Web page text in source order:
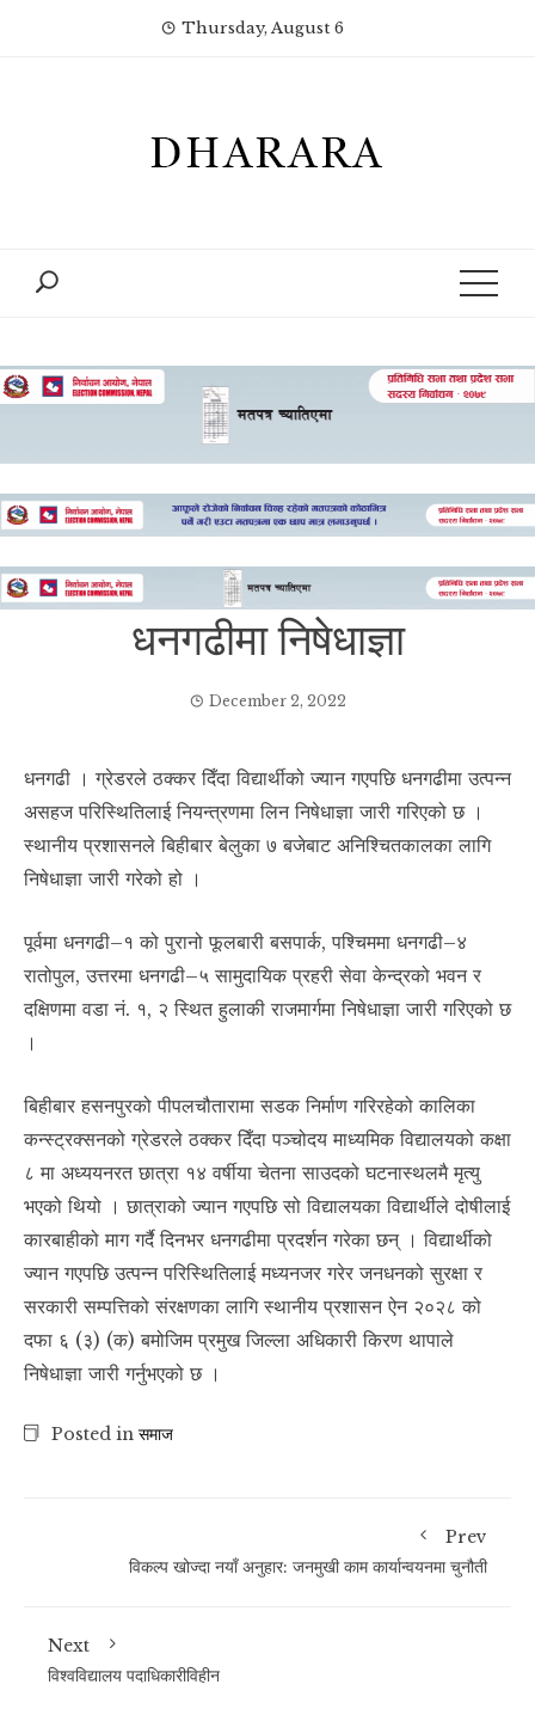
Thursday, August 6
धनगढीमा निषेधाज्ञा
December 2, 2022
धनगढी । ग्रेडरले ठक्कर दिँदा विद्यार्थीको ज्यान गएपछि धनगढीमा उत्पन्न
असहज परिस्थितिलाई नियन्त्रणमा लिन निषेधाज्ञा जारी गरिएको छ ।
स्थानीय प्रशासनले बिहीबार बेलुका ७ बजेबाट अनिश्चितकालका लागि
निषेधाज्ञा जारी गरेको हो ।
पूर्वमा धनगढी–१ को पुरानो फूलबारी बसपार्क, पश्चिममा धनगढी–४
रातोपुल, उत्तरमा धनगढी–५ सामुदायिक प्रहरी सेवा केन्द्रको भवन र
दक्षिणमा वडा नं. १, २ स्थित हुलाकी राजमार्गमा निषेधाज्ञा जारी गरिएको छ
।
बिहीबार हसनपुरको पीपलचौतारामा सडक निर्माण गरिरहेको कालिका
कन्स्ट्रक्सनको ग्रेडरले ठक्कर दिँदा पञ्चोदय माध्यमिक विद्यालयको कक्षा
८ मा अध्ययनरत छात्रा १४ वर्षीया चेतना साउदको घटनास्थलमै मृत्यु
भएको थियो । छात्राको ज्यान गएपछि सो विद्यालयका विद्यार्थीले दोषीलाई
कारबाहीको माग गर्दै दिनभर धनगढीमा प्रदर्शन गरेका छन् । विद्यार्थीको
ज्यान गएपछि उत्पन्न परिस्थितिलाई मध्यनजर गरेर जनधनको सुरक्षा र
सरकारी सम्पत्तिको संरक्षणका लागि स्थानीय प्रशासन ऐन २०२८ को
दफा ६ (३) (क) बमोजिम प्रमुख जिल्ला अधिकारी किरण थापाले
निषेधाज्ञा जारी गर्नुभएको छ ।
Posted in समाज
Prev
विकल्प खोज्दा नयाँ अनुहार: जनमुखी काम कार्यान्वयनमा चुनौती
Next
विश्वविद्यालय पदाधिकारीविहीन